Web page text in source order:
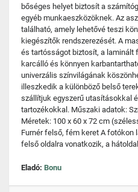
bőséges helyet biztosít a
egyéb munkaeszközöknek. Az
található, amely lehetővé teszi
kiegészítők rendszerezését. A
és tartósságot biztosít, a laminált
karcálló és könnyen
univerzális színvilágának
illeszkedik a különböző belső
szállítjuk egyszerű utasításokkal
tartozékokkal. Műszaki adatok:
Méretek: 100 x 60 x 72 cm
Furnér felső, fém keret A fotókon
felső oldalra vonatkozik, a
Eladó: Bonu